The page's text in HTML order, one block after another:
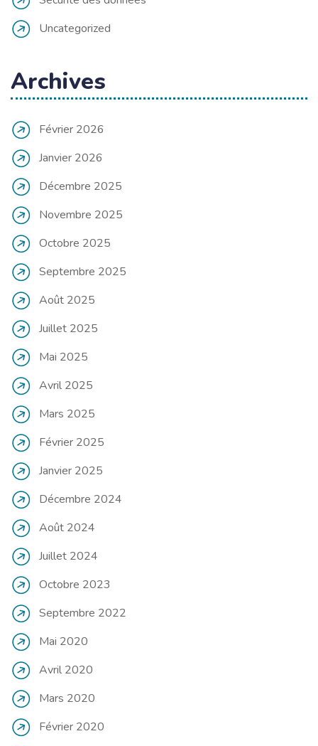
Uncategorized
Archives
Février 2026
Janvier 2026
Décembre 2025
Novembre 2025
Octobre 2025
Septembre 2025
Août 2025
Juillet 2025
Mai 2025
Avril 2025
Mars 2025
Février 2025
Janvier 2025
Décembre 2024
Août 2024
Juillet 2024
Octobre 2023
Septembre 2022
Mai 2020
Avril 2020
Mars 2020
Février 2020